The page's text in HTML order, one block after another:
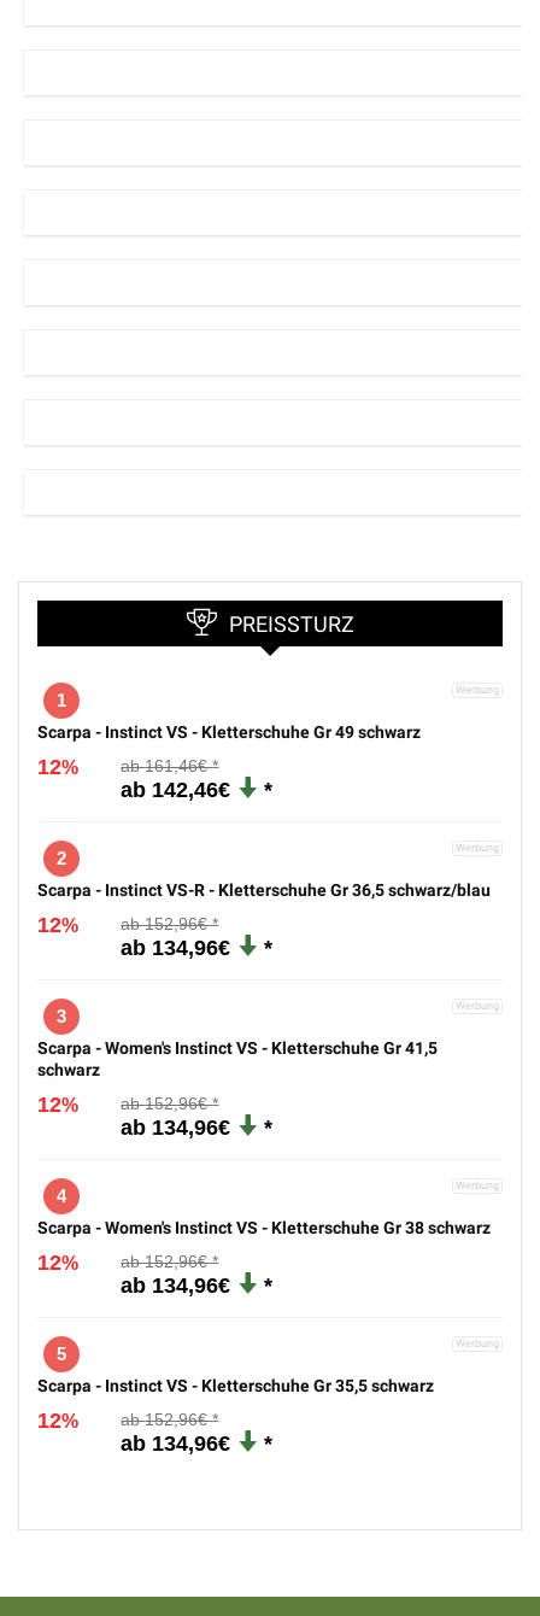
PREISSTURZ
1
Scarpa - Instinct VS - Kletterschuhe Gr 49 schwarz
12% 161,46€
142,46€
2
Scarpa - Instinct VS-R - Kletterschuhe Gr 36,5 schwarz/blau
12% 152,96€
134,96€
3
Scarpa - Women's Instinct VS - Kletterschuhe Gr 41,5
schwarz
12% 152,96€
134,96€
4
Scarpa - Women's Instinct VS - Kletterschuhe Gr 38 schwarz
12% 152,96€
134,96€
5
Scarpa - Instinct VS - Kletterschuhe Gr 35,5 schwarz
12% 152,96€
134,96€